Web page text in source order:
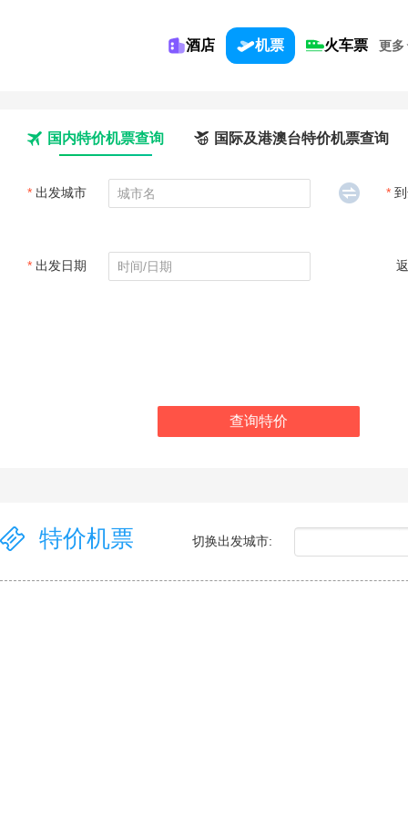
酒店 机票 火车票 更多
国内特价机票查询 国际及港澳台特价机票查询
* 出发城市 *
* 出发日期
查询特价
特价机票 切换出发城市: